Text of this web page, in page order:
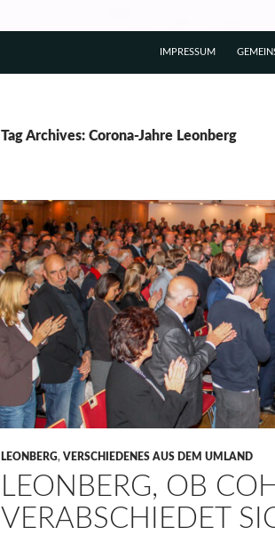
IMPRESSUM
Tag Archives: Corona-Jahre Leonberg
LEONBERG, VERSCHIEDENES AUS DEM UMLAND
LEONBERG, OB
VERABSCHIEDET